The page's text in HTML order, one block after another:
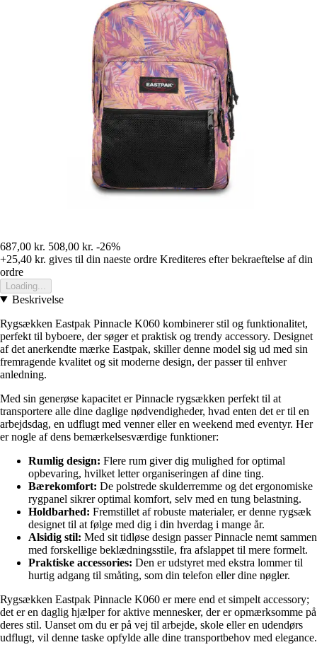
687,00 kr. 508,00 kr. -26%
+25,40 kr. gives til din naeste ordre Krediteres efter bekraeftelse af din
ordre
Loading...
Beskrivelse
Rygsækken Eastpak Pinnacle K060 kombinerer stil og funktionalitet,
perfekt til byboere, der søger et praktisk og trendy accessory. Designet
af det anerkendte mærke Eastpak, skiller denne model sig ud med sin
fremragende kvalitet og sit moderne design, der passer til enhver
anledning.
Med sin generøse kapacitet er Pinnacle rygsækken perfekt til at
transportere alle dine daglige nødvendigheder, hvad enten det er til en
arbejdsdag, en udflugt med venner eller en weekend med eventyr. Her
er nogle af dens bemærkelsesværdige funktioner:
Rumlig design: Flere rum giver dig mulighed for optimal
opbevaring, hvilket letter organiseringen af dine ting.
Bærekomfort: De polstrede skulderremme og det ergonomiske
rygpanel sikrer optimal komfort, selv med en tung belastning.
Holdbarhed: Fremstillet af robuste materialer, er denne rygsæk
designet til at følge med dig i din hverdag i mange år.
Alsidig stil: Med sit tidløse design passer Pinnacle nemt sammen
med forskellige beklædningsstile, fra afslappet til mere formelt.
Praktiske accessories: Den er udstyret med ekstra lommer til
hurtig adgang til småting, som din telefon eller dine nøgler.
Rygsækken Eastpak Pinnacle K060 er mere end et simpelt accessory;
det er en daglig hjælper for aktive mennesker, der er opmærksomme på
deres stil. Uanset om du er på vej til arbejde, skole eller en udendørs
udflugt, vil denne taske opfylde alle dine transportbehov med elegance.